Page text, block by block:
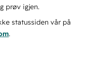
prøv igjen.
statussiden vår på
.